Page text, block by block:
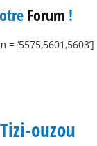
Forum !
‘5575,5601,5603’]
ouzou